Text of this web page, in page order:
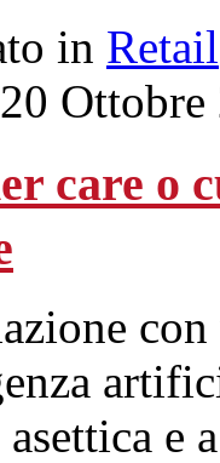
in Retail
Ottobre
care o
e